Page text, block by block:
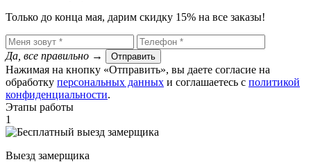
Только до конца мая, дарим скидку 15% на все заказы!
Да, все правильно → Отправить
Нажимая на кнопку «Отправить», вы даете согласие на
обработку персональных данных ​ и соглашаетесь c политикой
конфиденциальности.
Этапы работы
1
Выезд замерщика